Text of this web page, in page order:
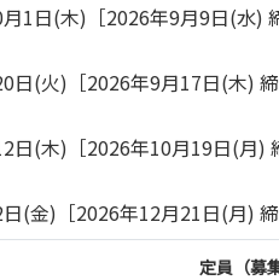
1日(木)［2026年9月9日(水)
日(火)［2026年9月17日(木)
日(木)［2026年10月19日(月)
(金)［2026年12月21日(月)
定員（募